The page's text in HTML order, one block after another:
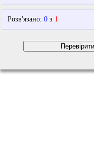
Розв'язано: 0з 1